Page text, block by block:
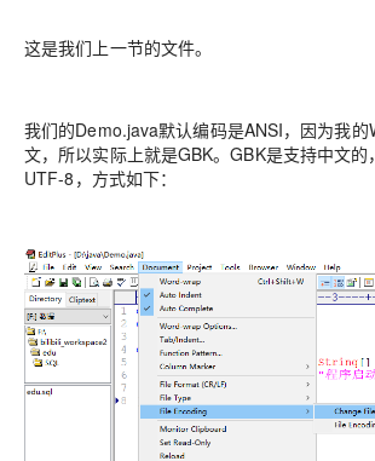
这是我们上一节的文件。
我们的Demo.java默认编码是ANSI，因为我
文，所以实际上就是GBK。GBK是支持中文的
UTF-8，方式如下：